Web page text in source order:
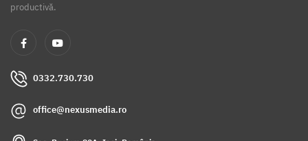
productivă.
0332.730.730
office@nexusmedia.ro